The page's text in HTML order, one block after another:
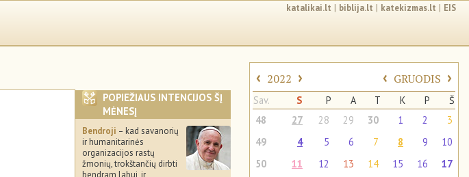
katalikai.lt | biblija.lt | katekizmas.lt | EIS
POPIEŽIAUS INTENCIJOS ŠĮ
MĖNESĮ
Bendroji – kad savanorių
ir humanitarinės
organizacijos rastų
žmonių, trokštančių dirbti
‹ 2022 › ‹ GRUODIS ›
Sav. S P A T K P
Š
48
27 28 29 30 1 2
3
49
4 5 6 7 8 9
10
50
11 12 13 14 15 16
17